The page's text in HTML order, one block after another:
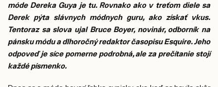
móde Dereka Guya je tu. Rovnako ako v treťom diele sa
Derek pýta slávnych módnych guru, ako získať vkus.
Tentoraz sa slova ujal Bruce Boyer, novinár, odborník na
pánsku módu a dlhoročný redaktor časopisu Esquire. Jeho
odpoveď je síce pomerne podrobná, ale za prečítanie stojí
každé písmenko.